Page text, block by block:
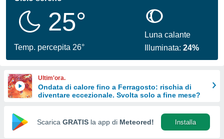
per
le
di
Web
25°
Temp. percepita 26°
Luna calante
Illuminata:24%
Ultim'ora.
Ondata di calore fino a Ferragosto: rischia di
diventare eccezionale. Svolta solo a fine mese?
Scarica GRATIS la app di Meteored! Installa